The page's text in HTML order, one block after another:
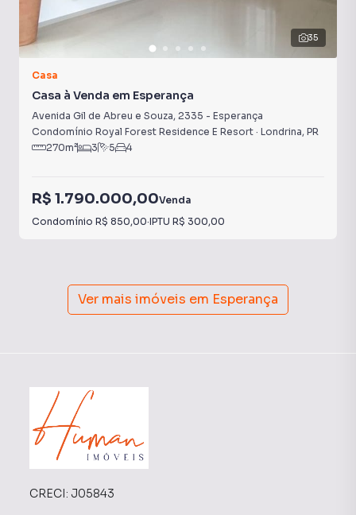
35
Casa
Casa à Venda em Esperança
Avenida Gil de Abreu e Souza, 2335 - Esperança
Condomínio Royal Forest Residence E Resort · Londrina, PR
270m² 3 5 4
R$ 1.790.000,00Venda
Condomínio R$ 850,00·IPTU R$ 300,00
Ver mais imóveis em Esperança
CRECI: J05843